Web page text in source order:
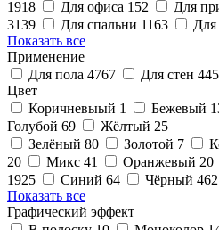
1918
Для офиса 152 Для
3139
Для спальни 1163 Для
Показать все
Применение
Для пола 4767 Для стен
Цвет
Коричневыый 1 Бежевый
Голубой 69 Жёлтый 25
Зелёный 80 Золотой 7
20
Микс 41 Оранжевый 20
1925
Синий 64 Чёрный 462
Показать все
Графический эффект